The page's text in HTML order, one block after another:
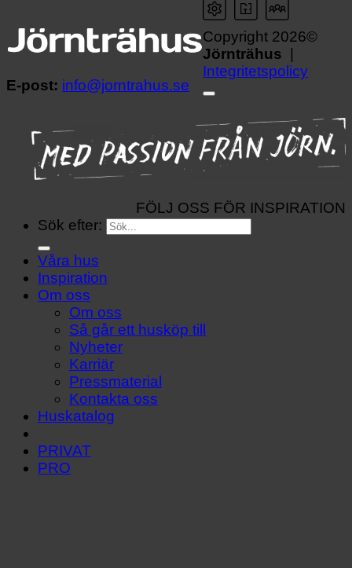
E-post: info@jorntrahus.se
FÖLJ OSS FÖR INSPIRATION
Copyright 2026©
Jörnträhus |
Integritetspolicy
Sök efter:
Våra hus
Inspiration
Om oss
Om oss
Så går ett husköp till
Nyheter
Karriär
Pressmaterial
Kontakta oss
Huskatalog
PRIVAT
PRO